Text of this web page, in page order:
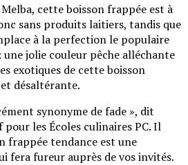
cette boisson frappée est à
sans produits laitiers, tandis que
à la perfection le populaire
jolie couleur pêche alléchante
exotiques de cette boisson
désaltérante.
synonyme de fade », dit
les Écoles culinaires PC. Il
frappée tendance est une
fera fureur auprès de vos invités.